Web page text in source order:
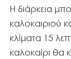
Η διάρκεια
καλοκαιριού
κλίματα 15
καλοκαίρι θα